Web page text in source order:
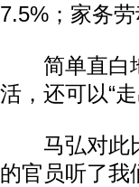
7.5%；家务
简单直白地
活，还可以“
马弘对此比
的官员听了我